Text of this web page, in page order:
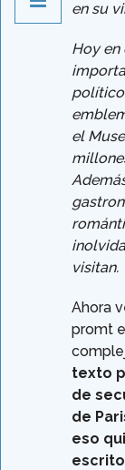
en su
Hoy en
el
visitan.
Ahora
promt
texto
de
de
eso